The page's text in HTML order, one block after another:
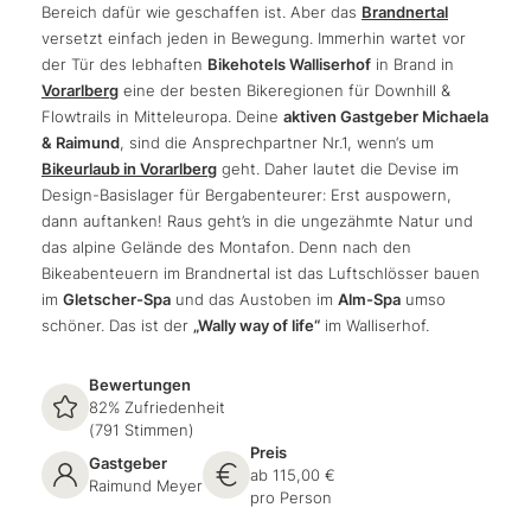
Bereich dafür wie geschaffen ist. Aber das Brandnertal
versetzt einfach jeden in Bewegung. Immerhin wartet vor
der Tür des lebhaften Bikehotels Walliserhof in Brand in
Vorarlberg eine der besten Bikeregionen für Downhill &
Flowtrails in Mitteleuropa. Deine aktiven Gastgeber Michaela
& Raimund, sind die Ansprechpartner Nr.1, wenn‘s um
Bikeurlaub in Vorarlberg geht. Daher lautet die Devise im
Design-Basislager für Bergabenteurer: Erst auspowern,
dann auftanken! Raus geht’s in die ungezähmte Natur und
das alpine Gelände des Montafon. Denn nach den
Bikeabenteuern im Brandnertal ist das Luftschlösser bauen
im Gletscher-Spa und das Austoben im Alm-Spa umso
schöner. Das ist der „Wally way of life“ im Walliserhof.
Bewertungen
82% Zufriedenheit
(791 Stimmen)
Gastgeber
Raimund Meyer
Preis
ab 115,00 €
pro Person